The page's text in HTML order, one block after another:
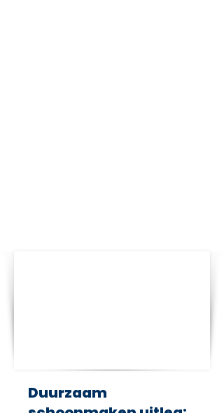
Duurzaam